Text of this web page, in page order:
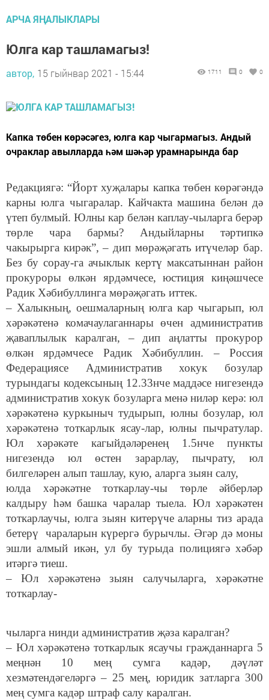
АРЧА ЯҢАЛЫКЛАРЫ
Юлга кар ташламагыз!
автор, 15 гыйнвар 2021 - 15:44 1711 0 0
Капка төбен көрәсәгез, юлга кар чыгармагыз. Андый
очраклар авылларда һәм шәһәр урамнарында бар
Редакциягә: “Йорт хуҗалары капка төбен көрәгәндә
карны юлга чыгаралар. Кайчакта машина белән дә
үтеп булмый. Юлны кар белән каплау-чыларга берәр
төрле чара бармы? Андыйларны тәртипкә
чакырырга кирәк”, – дип мөрәҗәгать итүчеләр бар.
Без бу сорау-га ачыклык кертү максатыннан район
прокуроры өлкән ярдәмчесе, юстиция киңәшчесе
Радик Хәбибуллинга мөрәҗәгать иттек.
– Халыкның, оешмаларның юлга кар чыгарып, юл
хәрәкәтенә комачаулаганнары өчен административ
җаваплылык каралган, – дип аңлатты прокурор
өлкән ярдәмчесе Радик Хәбибуллин. – Россия
Федерациясе Административ хокук бозулар
турындагы кодексының 12.33нче маддәсе нигезендә
административ хокук бозуларга менә ниләр керә: юл
хәрәкәтенә куркыныч тудырып, юлны бозулар, юл
хәрәкәтенә тоткарлык ясау-лар, юлны пычратулар.
Юл хәрәкәте кагыйдәләренең 1.5нче пункты
нигезендә юл өстен зарарлау, пычрату, юл
билгеләрен алып ташлау, кую, аларга зыян салу,
юлда хәрәкәтне тоткарлау-чы төрле әйберләр
калдыру һәм башка чаралар тыела. Юл хәрәкәтен
тоткарлаучы, юлга зыян китерүче аларны тиз арада
бетерү чараларын күрергә бурычлы. Әгәр дә моны
эшли алмый икән, ул бу турыда полициягә хәбәр
итәргә тиеш.
– Юл хәрәкәтенә зыян салучыларга, хәрәкәтне
тоткарлау-
чыларга нинди административ җәза каралган?
– Юл хәрәкәтенә тоткарлык ясаучы гражданнарга 5
меңнән 10 мең сумга кадәр, дәүләт
хезмәтендәгеләргә – 25 мең, юридик затларга 300
мең сумга кадәр штраф салу каралган.